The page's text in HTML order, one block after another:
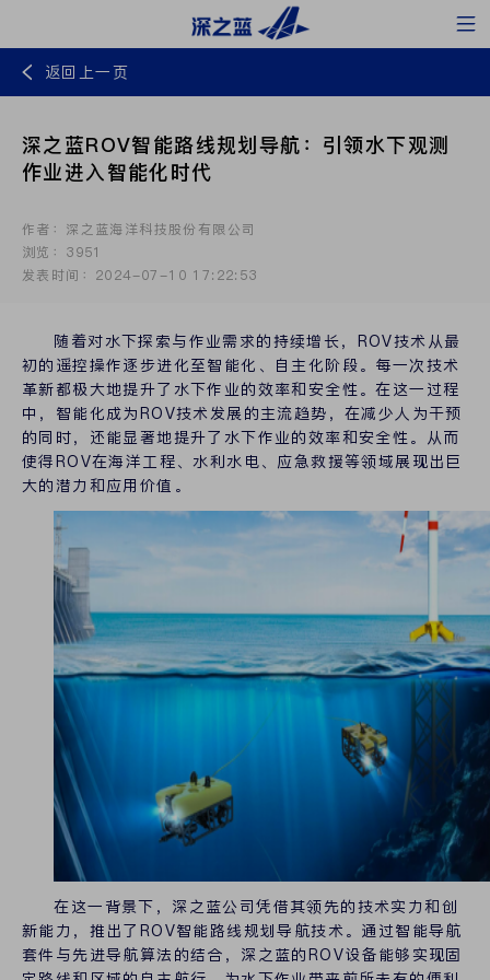
返回上一页
深之蓝ROV智能路线规划导航：引领水下观测
作业进入智能化时代
作者：深之蓝海洋科技股份有限公司
浏览：3951
发表时间：2024-07-10 17:22:53
随着对水下探索与作业需求的持续增长，ROV技术从最
初的遥控操作逐步进化至智能化、自主化阶段。每一次技术
革新都极大地提升了水下作业的效率和安全性。在这一过程
中，智能化成为ROV技术发展的主流趋势，在减少人为干预
的同时，还能显著地提升了水下作业的效率和安全性。从而
使得ROV在海洋工程、水利水电、应急救援等领域展现出巨
大的潜力和应用价值。
在这一背景下，深之蓝公司凭借其领先的技术实力和创
新能力，推出了ROV智能路线规划导航技术。通过智能导航
套件与先进导航算法的结合，深之蓝的ROV设备能够实现固